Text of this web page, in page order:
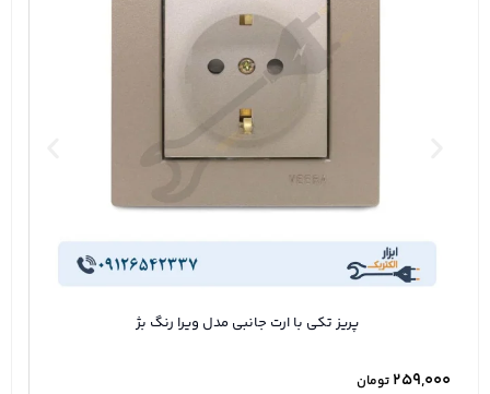
پریز تکی با ارت جانبی مدل ویرا رنگ بژ
259,000 تومان